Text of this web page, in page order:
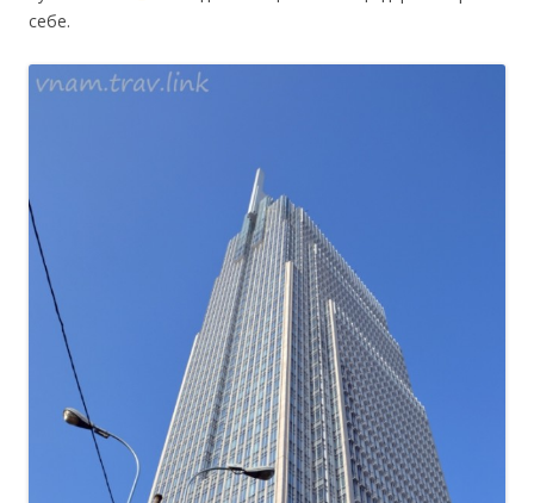
себе.